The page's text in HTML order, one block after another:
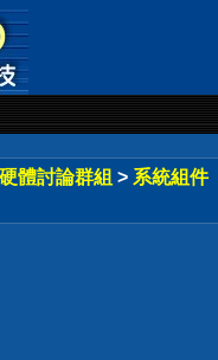
體討論群組 > 系統組件